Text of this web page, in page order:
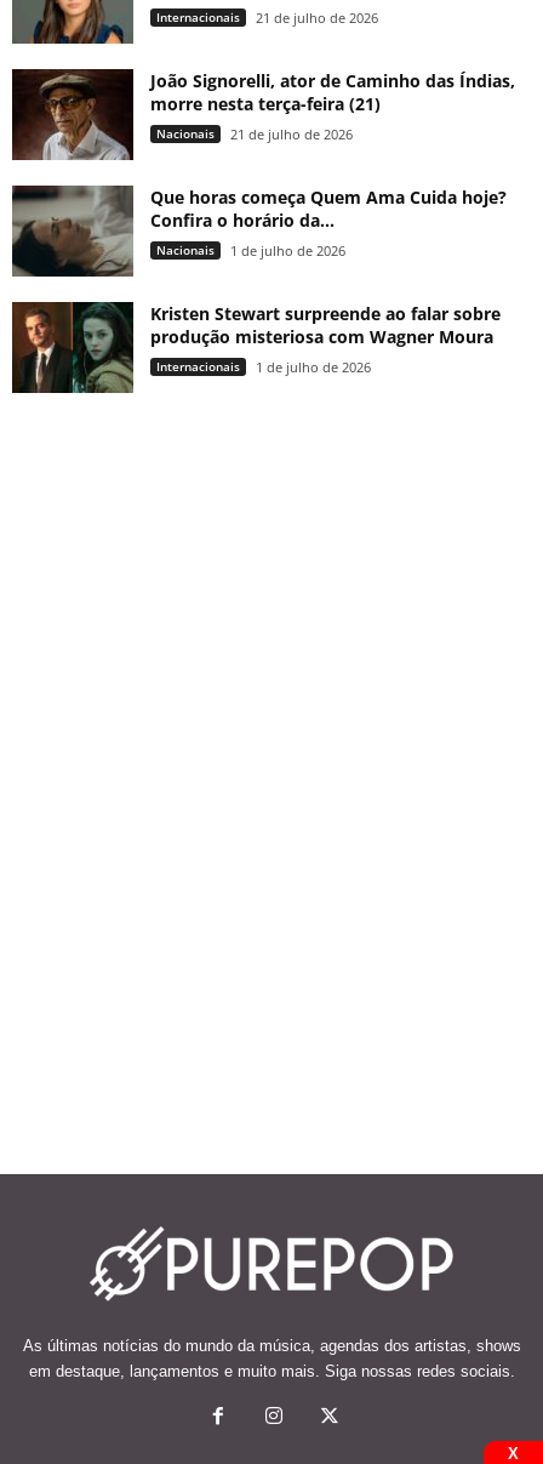
Internacionais 21 de julho de 2026
João Signorelli, ator de Caminho das Índias,
morre nesta terça-feira (21)
Nacionais 21 de julho de 2026
Que horas começa Quem Ama Cuida hoje?
Confira o horário da...
Nacionais 1 de julho de 2026
Kristen Stewart surpreende ao falar sobre
produção misteriosa com Wagner Moura
Internacionais 1 de julho de 2026
As últimas notícias do mundo da música, agendas dos artistas, shows
em destaque, lançamentos e muito mais. Siga nossas redes sociais.
X